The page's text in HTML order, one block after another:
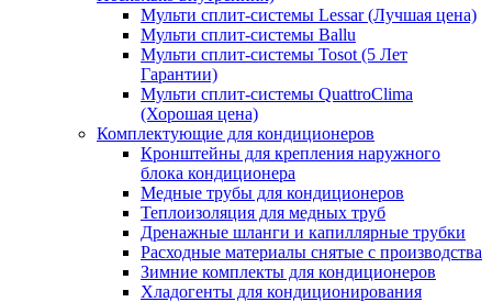
Мульти сплит-системы Lessar (Лучшая цена)
Мульти сплит-системы Ballu
Мульти сплит-системы Tosot (5 Лет
Гарантии)
Мульти сплит-системы QuattroClima
(Хорошая цена)
Комплектующие для кондиционеров
Кронштейны для крепления наружного
блока кондиционера
Медные трубы для кондиционеров
Теплоизоляция для медных труб
Дренажные шланги и капиллярные трубки
Расходные материалы снятые с производства
Зимние комплекты для кондиционеров
Хладогенты для кондиционирования